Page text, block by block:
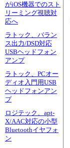
がiOS機器でのスト
リーミング視聴対
応へ
ラトック、バラン
ス出力/DSD対応
USBヘッドフォン
アンプ
ラトック、PCオー
ディオ入門用USB
ヘッドフォンアン
プ
ロジテック、apt-
X/AAC対応の小型
Bluetoothイヤフォ
ン